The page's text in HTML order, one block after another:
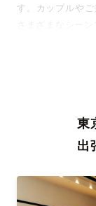
す。カップルや
ありのままの空
料金は全国どこ
リジナルの研修
ィを身につけた
験をお届けします
東
出